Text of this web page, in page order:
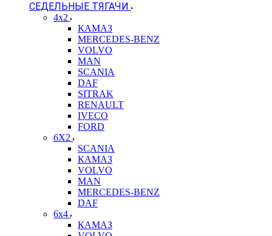
СЕДЕЛЬНЫЕ ТЯГАЧИ
4x2
КАМАЗ
MERCEDES-BENZ
VOLVO
MAN
SCANIA
DAF
SITRAK
RENAULT
IVECO
FORD
6X2
SCANIA
КАМАЗ
VOLVO
MAN
MERCEDES-BENZ
DAF
6x4
КАМАЗ